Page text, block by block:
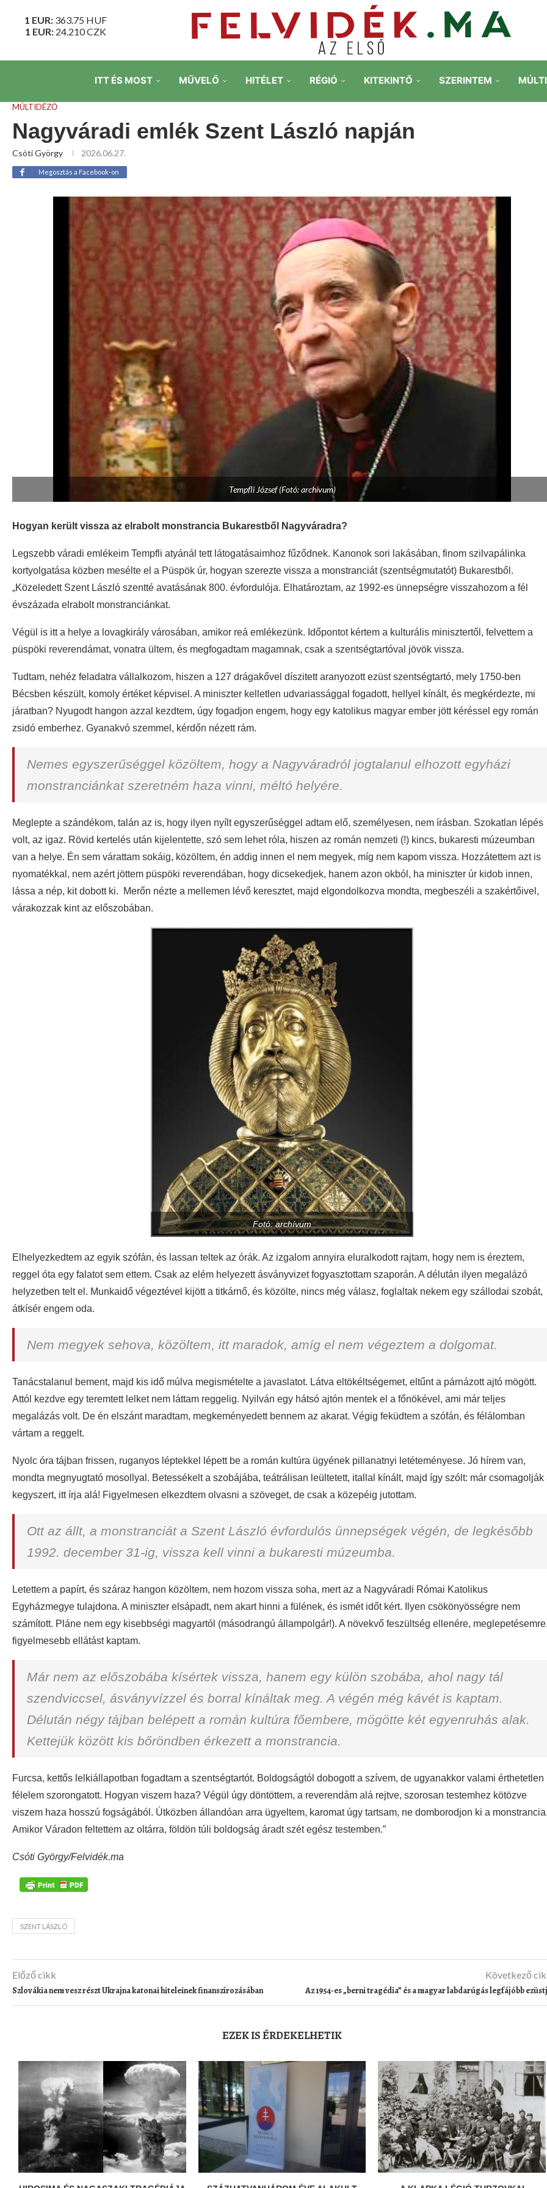
1 EUR: 363.75 HUF
1 EUR: 24.210CZK
ITT ÉS MOST MŰVELŐ HITÉLET RÉGIÓ KITEKINTŐ SZERINTEM
MÚLTIDÉZŐ
Nagyváradi emlék Szent László napján
Csóti György 2026.06.27.
Megosztás a Facebook-on
Tempfli József (Fotó: archívum)
Hogyan került vissza az elrabolt monstrancia Bukarestből Nagyváradra?
Legszebb váradi emlékeim Tempfli atyánál tett látogatásaimhoz fűződnek. Kanonok sori lakásában, finom szilvapálinka
kortyolgatása közben mesélte el a Püspök úr, hogyan szerezte vissza a monstranciát (szentségmutatót) Bukarestből.
„Közeledett Szent László szentté avatásának 800. évfordulója. Elhatároztam, az 1992-es ünnepségre visszahozom a fél
évszázada elrabolt monstranciánkat.
Végül is itt a helye a lovagkirály városában, amikor reá emlékezünk. Időpontot kértem a kulturális minisztertől, felvettem a
püspöki reverendámat, vonatra ültem, és megfogadtam magamnak, csak a szentségtartóval jövök vissza.
Tudtam, nehéz feladatra vállalkozom, hiszen a 127 drágakővel díszitett aranyozott ezüst szentségtartó, mely 1750-ben
Bécsben készült, komoly értéket képvisel. A miniszter kelletlen udvariassággal fogadott, hellyel kínált, és megkérdezte, mi
járatban? Nyugodt hangon azzal kezdtem, úgy fogadjon engem, hogy egy katolikus magyar ember jött kéréssel egy román
zsidó emberhez. Gyanakvó szemmel, kérdőn nézett rám.
Nemes egyszerűséggel közöltem, hogy a Nagyváradról jogtalanul elhozott egyházi
monstranciánkat szeretném haza vinni, méltó helyére.
Meglepte a szándékom, talán az is, hogy ilyen nyílt egyszerűséggel adtam elő, személyesen, nem írásban. Szokatlan lépés
volt, az igaz. Rövid kertelés után kijelentette, szó sem lehet róla, hiszen az román nemzeti (!) kincs, bukaresti múzeumban
van a helye. Én sem várattam sokáig, közöltem, én addig innen el nem megyek, míg nem kapom vissza. Hozzátettem azt is
nyomatékkal, nem azért jöttem püspöki reverendában, hogy dicsekedjek, hanem azon okból, ha miniszter úr kidob innen,
lássa a nép, kit dobott ki. Merőn nézte a mellemen lévő keresztet, majd elgondolkozva mondta, megbeszéli a szakértőivel,
várakozzak kint az előszobában.
Fotó: archívum
Elhelyezkedtem az egyik szófán, és lassan teltek az órák. Az izgalom annyira eluralkodott rajtam, hogy nem is éreztem,
reggel óta egy falatot sem ettem. Csak az elém helyezett ásványvizet fogyasztottam szaporán. A délután ilyen megalázó
helyzetben telt el. Munkaidő végeztével kijött a titkárnő, és közölte, nincs még válasz, foglaltak nekem egy szállodai szobát,
átkísér engem oda.
Nem megyek sehova, közöltem, itt maradok, amíg el nem végeztem a dolgomat.
Tanácstalanul bement, majd kis idő múlva megismételte a javaslatot. Látva eltökéltségemet, eltűnt a párnázott ajtó mögött.
Attól kezdve egy teremtett lelket nem láttam reggelig. Nyilván egy hátsó ajtón mentek el a főnökével, ami már teljes
megalázás volt. De én elszánt maradtam, megkeményedett bennem az akarat. Végig feküdtem a szófán, és félálomban
vártam a reggelt.
Nyolc óra tájban frissen, ruganyos léptekkel lépett be a román kultúra ügyének pillanatnyi letéteményese. Jó hírem van,
mondta megnyugtató mosollyal. Betessékelt a szobájába, teátrálisan leültetett, itallal kínált, majd így szólt: már csomagolják
kegyszert, itt írja alá! Figyelmesen elkezdtem olvasni a szöveget, de csak a közepéig jutottam.
Ott az állt, a monstranciát a Szent László évfordulós ünnepségek végén, de legkésőbb
1992. december 31-ig, vissza kell vinni a bukaresti múzeumba.
Letettem a papírt, és száraz hangon közöltem, nem hozom vissza soha, mert az a Nagyváradi Római Katolikus
Egyházmegye tulajdona. A miniszter elsápadt, nem akart hinni a fülének, és ismét időt kért. Ilyen csökönyösségre nem
számított. Pláne nem egy kisebbségi magyartól (másodrangú állampolgár!). A növekvő feszültség ellenére,
figyelmesebb ellátást kaptam.
Már nem az előszobába kísértek vissza, hanem egy külön szobába, ahol nagy tál
szendviccsel, ásványvízzel és borral kínáltak meg. A végén még kávét is kaptam.
Délután négy tájban belépett a román kultúra főembere, mögötte két egyenruhás alak.
Kettejük között kis bőröndben érkezett a monstrancia.
Furcsa, kettős lelkiállapotban fogadtam a szentségtartót. Boldogságtól dobogott a szívem, de ugyanakkor valami érthetetlen
félelem szorongatott. Hogyan viszem haza? Végül úgy döntöttem, a reverendám alá rejtve, szorosan testemhez kötözve
viszem haza hosszú fogságából. Útközben állandóan arra ügyeltem, karomat úgy tartsam, ne domborodjon ki a
Amikor Váradon feltettem az oltárra, földön túli boldogság áradt szét egész testemben.”
Csóti György/Felvidék.ma
SZENT LÁSZLÓ
Előző cikk
Szlovákia nem vesz részt Ukrajna katonai hiteleinek finanszírozásában
Következő
Az 1954-es „berni tragédia” és a magyar labdarúgás legfájóbb
EZEK IS ÉRDEKELHETIK